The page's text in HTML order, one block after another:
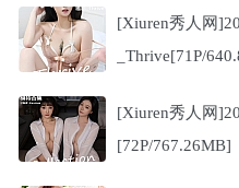
[Xiuren秀人网
_Thrive[71P/
[Xiuren秀人网
[72P/767.26MB]